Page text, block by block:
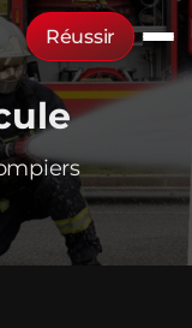
Réussir